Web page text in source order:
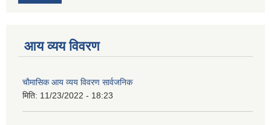
आय व्यय विवरण
चाैमासिक आय व्यय विवरण सार्वजनिक
मिति: 11/23/2022 - 18:23